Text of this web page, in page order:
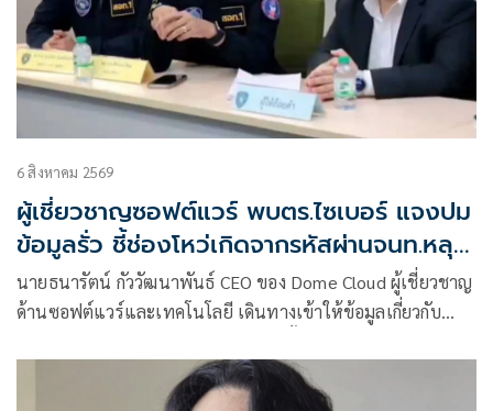
6 สิงหาคม 2569
ผู้เชี่ยวชาญซอฟต์แวร์ พบตร.ไซเบอร์ แจงปม
ข้อมูลรั่ว ชี้ช่องโหว่เกิดจากรหัสผ่านจนท.หลุด
ไม่ใช่ถูกแฮกระบบ
นายธนารัตน์ กัววัฒนาพันธ์ CEO ของ Dome Cloud ผู้เชี่ยวชาญ
ด้านซอฟต์แวร์และเทคโนโลยี เดินทางเข้าให้ข้อมูลเกี่ยวกับ
ประชาชน ข้อมูลทะเบียนรถ และข้อมูลของบุคคลระดับนายก
รัฐมนตรี รัฐมนตรี รวมถึงประชาชนจำนวนมาม โดยมี